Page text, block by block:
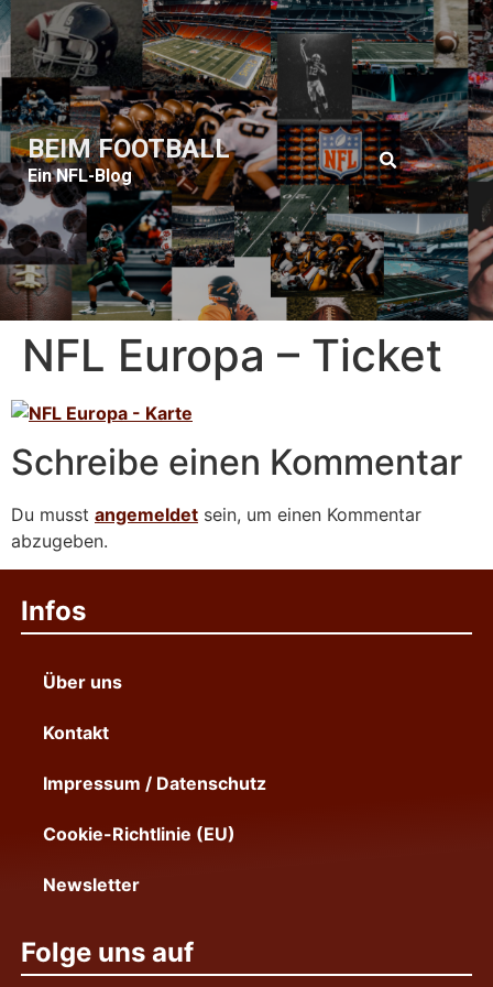
BEIM FOOTBALL
Ein NFL-Blog
NFL Europa – Ticket
Schreibe einen Kommentar
Du musst angemeldet sein, um einen Kommentar
abzugeben.
Infos
Über uns
Kontakt
Impressum / Datenschutz
Cookie-Richtlinie (EU)
Newsletter
Folge uns auf